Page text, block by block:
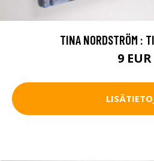
TINA NORDSTRÖM :
9 EUR